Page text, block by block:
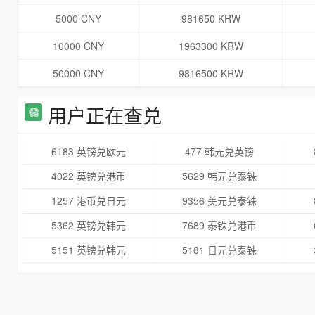
5000 CNY
981650 KRW
10000 CNY
1963300 KRW
50000 CNY
9816500 KRW
用户正在查兑
6183 英镑兑欧元 477 韩元兑英镑
4022 英镑兑港币
5629 韩元兑泰铢
1257 港币兑日元
9356 美元兑泰铢
5362 英镑兑韩元
7689 泰铢兑港币
5151 英镑兑韩元
5181 日元兑泰铢